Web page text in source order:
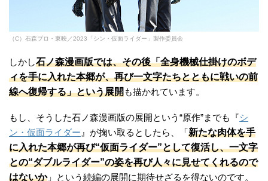
（C）石森プロ・東映／2023「シン・仮面ライダー」製作委員会
しかし石ノ森漫画版では、その後「全身機械仕掛けのボデ
ィを手に入れた本郷が、再び一文字たちとともに戦いの前
線へ復帰する」という展開も描かれています。
もし、そうした石ノ森漫画版の展開という“原作”までも『シ
ン・仮面ライダー 』が掬い取るとしたら、「 新たな肉体を手
に入れた本郷が再び“仮面ライダー”として復活し、一文字
との“ダブルライダー”の姿を再び人々に見せてくれるので
はないか」という続編の展開に期待せざるを得ないのです。